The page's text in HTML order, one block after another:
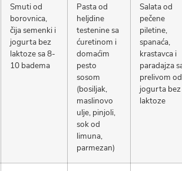
Smuti od
borovnica,
čija semenki i
jogurta bez
laktoze sa 8-
10 badema
Pasta od
heljdine
testenine sa
ćuretinom i
domaćim
pesto
sosom
(bosiljak,
maslinovo
ulje, pinjoli,
sok od
limuna,
parmezan)
Salata od
pečene
piletine,
spanaća,
krastavca i
paradajza
prelivom od
jogurta bez
laktoze